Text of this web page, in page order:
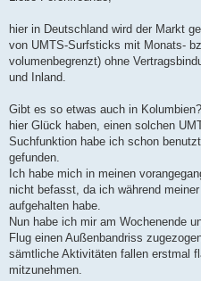
a
hier in Deutschland wird der Markt
von UMTS-Surfsticks mit Monats-
volumenbegrenzt) ohne
und Inland.
Gibt es so etwas auch in
hier Glück haben, einen solchen
Suchfunktion habe ich schon
gefunden.
Ich habe mich in meinen
nicht befasst, da ich während
aufgehalten habe.
Nun habe ich mir am Wochenende
Flug einen Außenbandriss
sämtliche Aktivitäten fallen erstmal
mitzunehmen.